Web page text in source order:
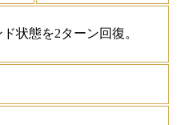
状態を2ターン回復。